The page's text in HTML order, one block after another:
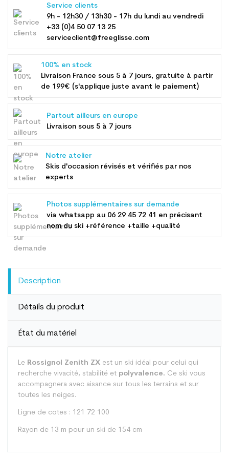
Service clients
9h - 12h30 / 13h30 - 17h du lundi au vendredi
+33 (0)4 50 07 13 25
serviceclient@freeglisse.com
100% en stock
Livraison France sous 5 à 7 jours, gratuite à partir
de 199€ (s'applique juste avant le paiement)
Partout ailleurs en europe
Livraison sous 5 à 7 jours
Notre atelier
Skis d'occasion révisés et vérifiés par nos
experts
Photos supplémentaires sur demande
via whatsapp au 06 29 45 72 41 en précisant
nom du ski +référence +taille +qualité
Description
Détails du produit
État du matériel
Le Rossignol Zenith ZX est un ski idéal pour celui qui
recherche vivacité, stabilité et polyvalence. Ce ski vous
accompagnera avec aisance sur tous les terrains et sur
toutes les neiges.
Ligne de cotes : 121 72 100
Rayon de 13 m pour un ski de 154 cm